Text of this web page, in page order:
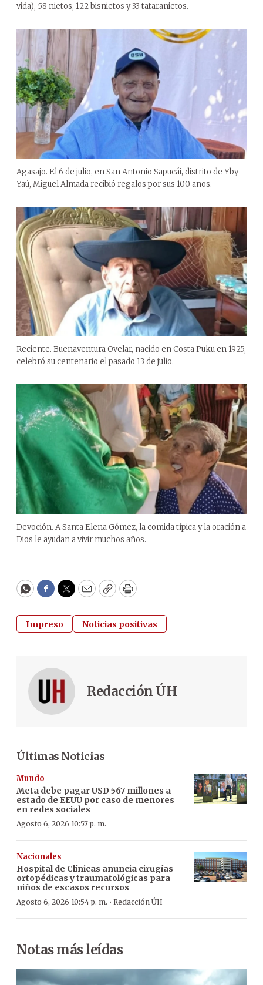
vida), 58 nietos, 122 bisnietos y 33 tataranietos.
Agasajo. El 6 de julio, en San Antonio Sapucái, distrito de Yby
Yaú, Miguel Almada recibió regalos por sus 100 años.
Reciente. Buenaventura Ovelar, nacido en Costa Puku en 1925,
celebró su centenario el pasado 13 de julio.
Devoción. A Santa Elena Gómez, la comida típica y la oración a
Dios le ayudan a vivir muchos años.
WhatsApp
Facebook
Twitter
EmailCopyPrint
Impreso Noticias positivas
Redacción ÚH
Últimas Noticias
Mundo
Meta debe pagar USD 567 millones a
estado de EEUU por caso de menores
en redes sociales
Agosto 6, 2026 10:57 p. m.
Nacionales
Hospital de Clínicas anuncia cirugías
ortopédicas y traumatológicas para
niños de escasos recursos
Agosto 6, 2026 10:54 p. m. · Redacción ÚH
Notas más leídas